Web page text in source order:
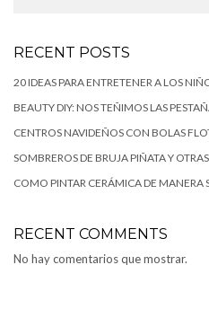
RECENT POSTS
20 IDEAS PARA ENTRETENER A LOS
BEAUTY DIY: NOS TEÑIMOS LAS
CENTROS NAVIDEÑOS CON BOLAS
SOMBREROS DE BRUJA PIÑATA Y
COMO PINTAR CERÁMICA DE MANERA
RECENT COMMENTS
No hay comentarios que mostrar.